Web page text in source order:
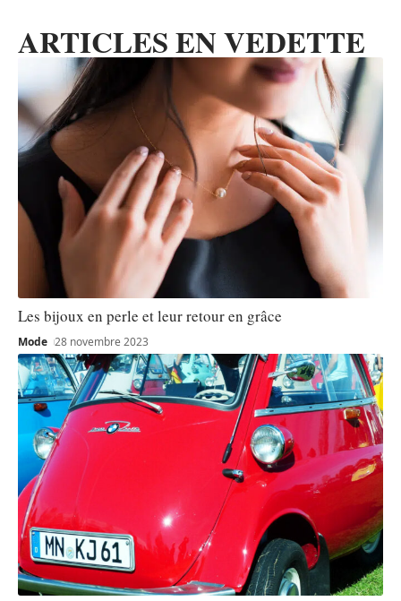
ARTICLES EN VEDETTE
Les bijoux en perle et leur retour en grâce
Mode 28 novembre 2023